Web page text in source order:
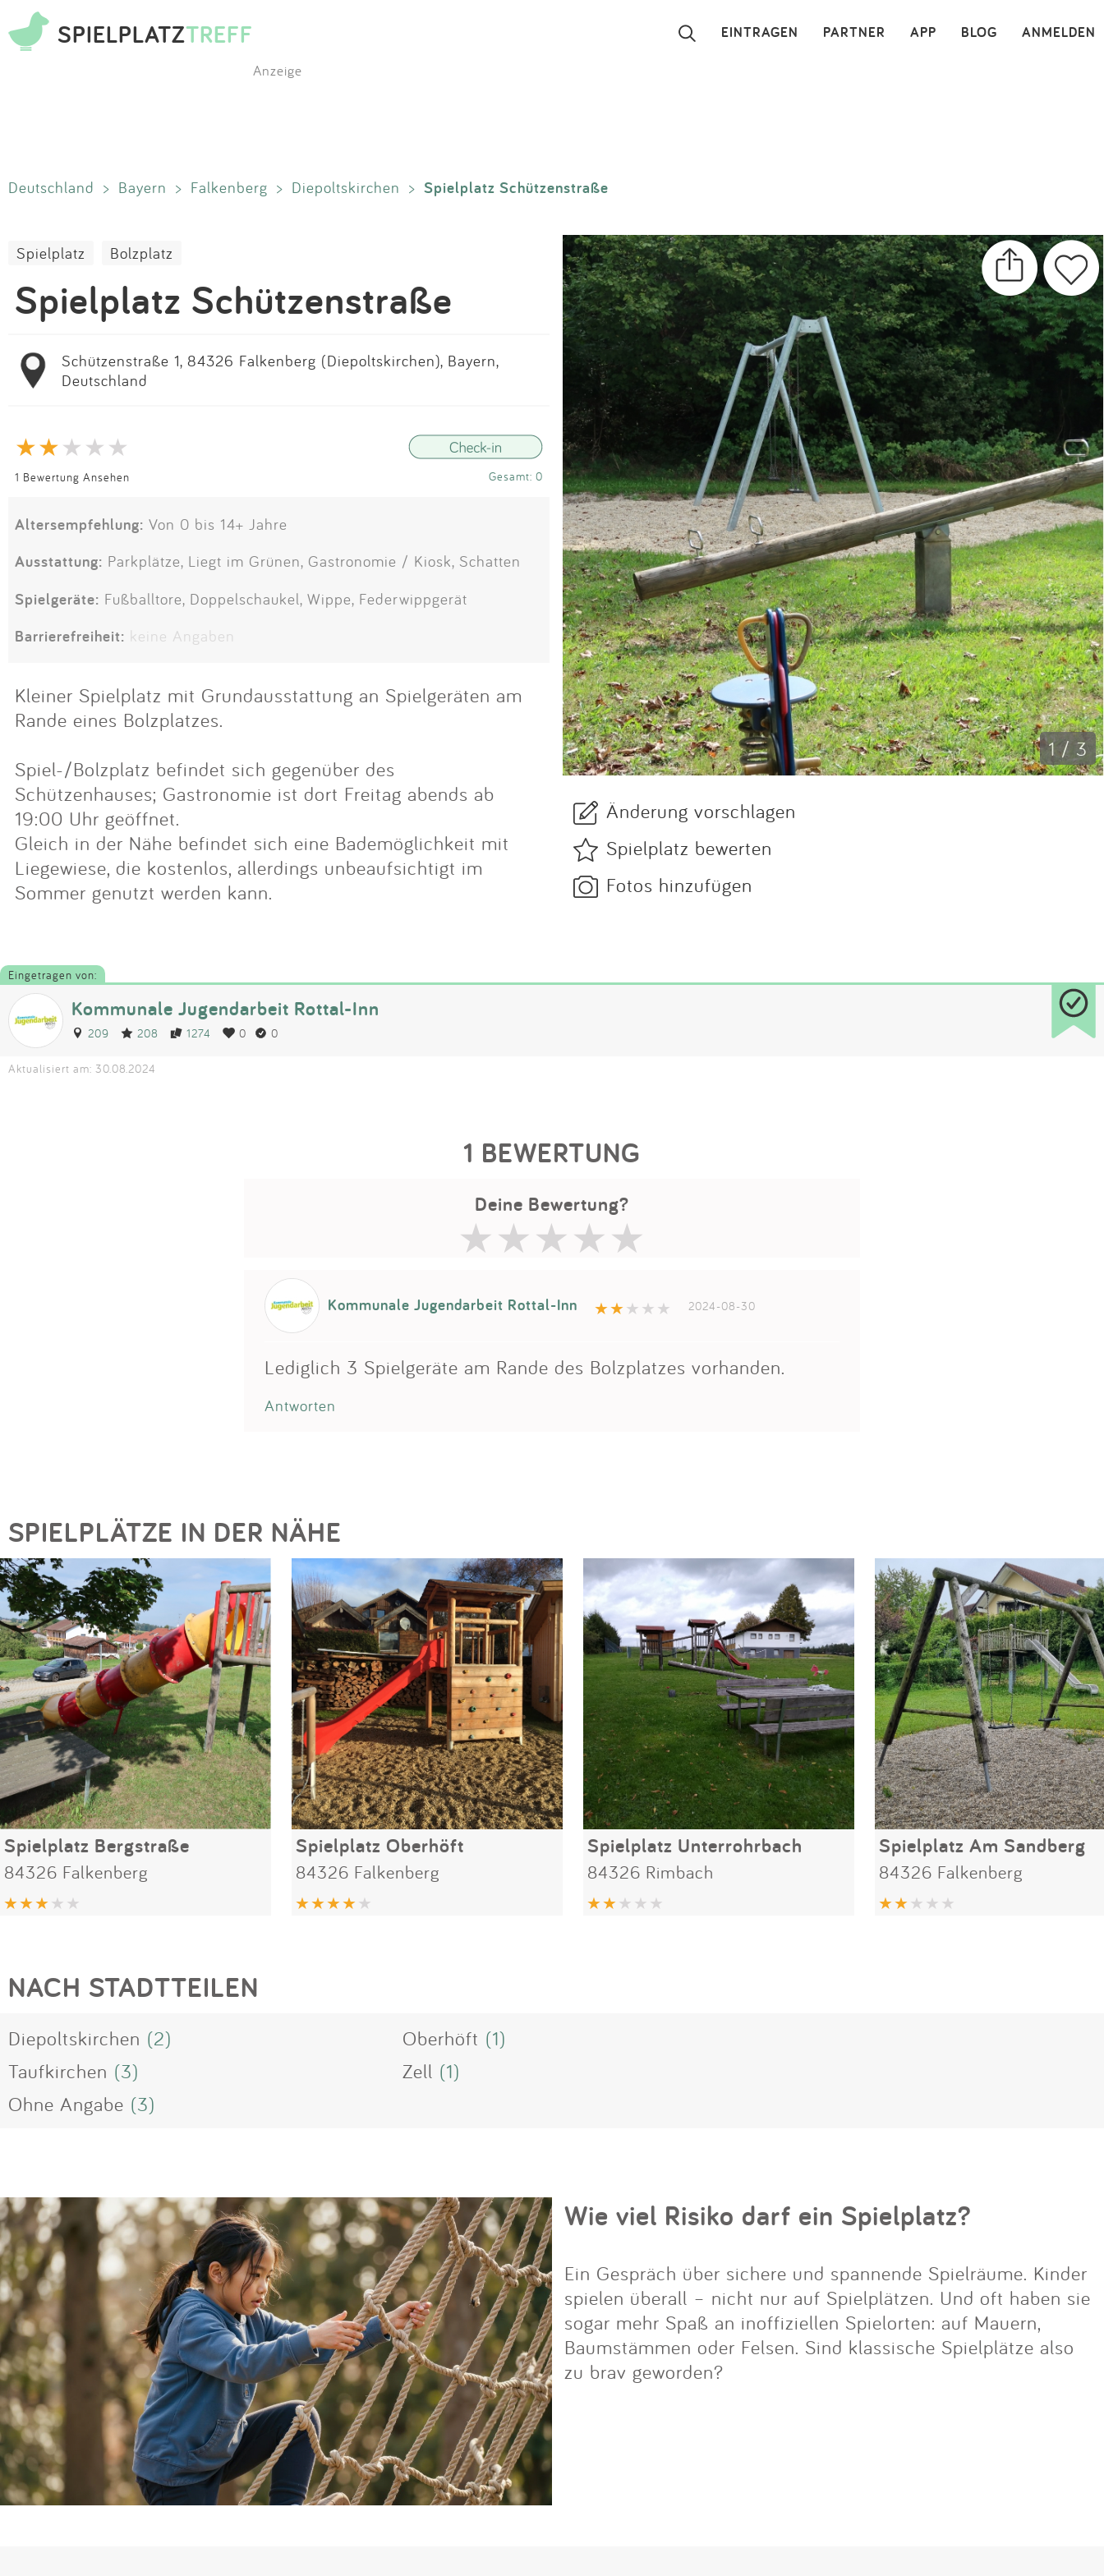
SPIELPLATZTREFF ANMELDEN
BLOG
APP
PARTNER
EINTRAGEN ×
App
Blog
Partner
Kontakt
Impressum
Anmelden
Anzeige
Deutschland > Bayern > Falkenberg > Diepoltskirchen > Spielplatz Schützenstraße
Spielplatz Bolzplatz
Spielplatz Schützenstraße
Schützenstraße 1, 84326 Falkenberg (Diepoltskirchen), Bayern,
Deutschland
1 Bewertung Ansehen Gesamt: 0
Altersempfehlung: Von 0 bis 14+ Jahre
Ausstattung: Parkplätze, Liegt im Grünen, Gastronomie / Kiosk, Schatten
Spielgeräte: Fußballtore, Doppelschaukel, Wippe, Federwippgerät
Barrierefreiheit: keine Angaben
Kleiner Spielplatz mit Grundausstattung an Spielgeräten am
Rande eines Bolzplatzes.
Spiel-/Bolzplatz befindet sich gegenüber des
Schützenhauses; Gastronomie ist dort Freitag abends ab
19:00 Uhr geöffnet.
Gleich in der Nähe befindet sich eine Bademöglichkeit mit
Liegewiese, die kostenlos, allerdings unbeaufsichtigt im
Sommer genutzt werden kann.
1 / 3
Änderung vorschlagen
Spielplatz bewerten
Fotos hinzufügen
Eingetragen von:
Kommunale Jugendarbeit Rottal-Inn
209 208 1274 0 0
Aktualisiert am: 30.08.2024
1 BEWERTUNG
Deine Bewertung?
Kommunale Jugendarbeit Rottal-Inn 2024-08-30
Lediglich 3 Spielgeräte am Rande des Bolzplatzes vorhanden.
Antworten
SPIELPLÄTZE IN DER NÄHE
Spielplatz Bergstraße
84326 Falkenberg
Spielplatz Oberhöft
84326 Falkenberg
Spielplatz Unterrohrbach
84326 Rimbach
Spielplatz Am Sandberg
84326 Falkenberg
NACH STADTTEILEN
Diepoltskirchen (2) Oberhöft (1)
Taufkirchen (3) Zell (1)
Ohne Angabe (3)
Wie viel Risiko darf ein Spielplatz?
Ein Gespräch über sichere und spannende Spielräume. Kinder
spielen überall – nicht nur auf Spielplätzen. Und oft haben sie
sogar mehr Spaß an inoffiziellen Spielorten: auf Mauern,
Baumstämmen oder Felsen. Sind klassische Spielplätze also
zu brav geworden?